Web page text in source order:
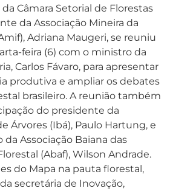
Câmara Setorial de Florestas
da Associação Mineira da
Adriana Maugeri, se reuniu
feira (6) com o ministro da
Carlos Fávaro, para apresentar
produtiva e ampliar os debates
brasileiro. A reunião também
do presidente da
Árvores (Ibá), Paulo Hartung, e
Associação Baiana das
(Abaf), Wilson Andrade.
do Mapa na pauta florestal,
secretária de Inovação,